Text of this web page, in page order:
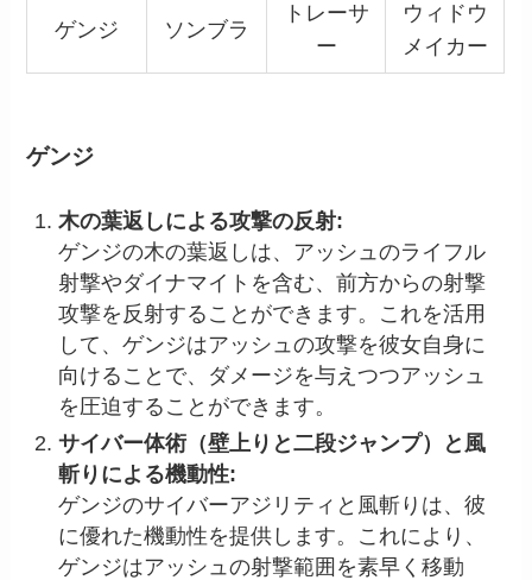
ゲンジ ソンブラ
トレーサ
ー
ウィドウ
メイカー
ゲンジ
木の葉返しによる攻撃の反射:
ゲンジの木の葉返しは、アッシュのライフル
射撃やダイナマイトを含む、前方からの射撃
攻撃を反射することができます。これを活用
して、ゲンジはアッシュの攻撃を彼女自身に
向けることで、ダメージを与えつつアッシュ
を圧迫することができます。
サイバー体術（壁上りと二段ジャンプ）と風
斬りによる機動性:
ゲンジのサイバーアジリティと風斬りは、彼
に優れた機動性を提供します。これにより、
ゲンジはアッシュの射撃範囲を素早く移動